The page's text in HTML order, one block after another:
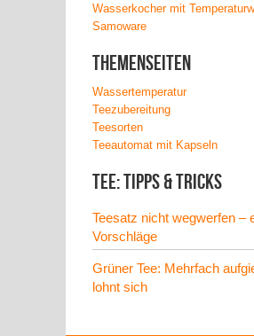
Wasserkocher mit
Samoware
Themenseiten
Wassertemperatur
Teezubereitung
Teesorten
Teeautomat mit Kapseln
Tee: Tipps & Tricks
Teesatz nicht wegwerfen –
Vorschläge
Grüner Tee: Mehrfach
lohnt sich